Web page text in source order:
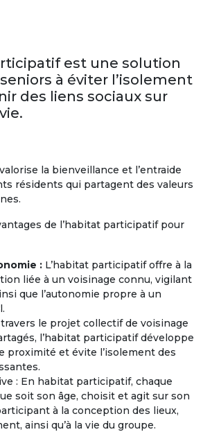
est une solution
à éviter l’isolement
des liens sociaux sur
la bienveillance et l’entraide
résidents qui partagent des valeurs
de l’habitat participatif pour
: L’habitat participatif offre à la
liée à un voisinage connu, vigilant
que l’autonomie propre à un
travers le projet collectif de voisinage
l’habitat participatif développe
proximité et évite l’isolement des
: En habitat participatif, chaque
soit son âge, choisit et agit sur son
à la conception des lieux,
ainsi qu’à la vie du groupe.
Portes Ouvertes et
des retraités ou des personnes
de 60 ans ayant le même
: partir vivre en Grèce à la
ou pendant quelques mois)
attentes que les vôtres (type
mensuel, tendance